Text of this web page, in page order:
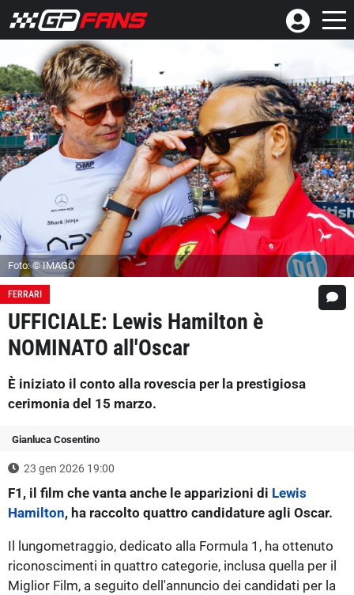
Foto: © IMAGO
FERRARI
UFFICIALE: Lewis Hamilton è
NOMINATO all'Oscar
È iniziato il conto alla rovescia per la prestigiosa
cerimonia del 15 marzo.
Gianluca Cosentino
23 gen 2026 19:00
F1, il film che vanta anche le apparizioni di Lewis
Hamilton, ha raccolto quattro candidature agli Oscar.
Il lungometraggio, dedicato alla Formula 1, ha ottenuto
riconoscimenti in quattro categorie, inclusa quella per il
Miglior Film, a seguito dell'annuncio dei candidati per la